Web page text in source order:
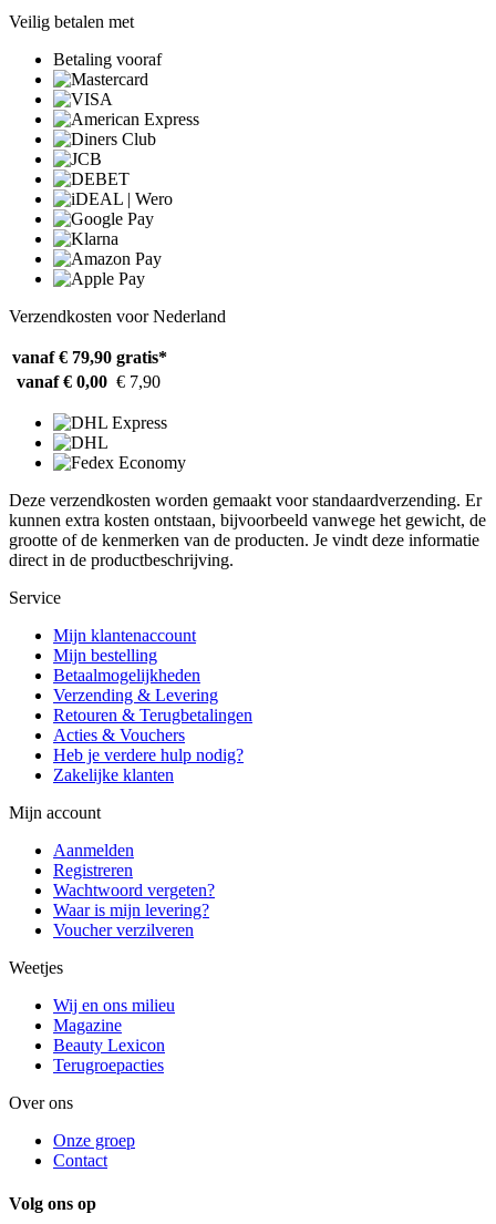
Veilig betalen met
Betaling vooraf
Verzendkosten voor Nederland
vanaf € 79,90 gratis*
vanaf € 0,00 € 7,90
Deze verzendkosten worden gemaakt voor standaardverzending. Er
kunnen extra kosten ontstaan, bijvoorbeeld vanwege het gewicht, de
grootte of de kenmerken van de producten. Je vindt deze informatie
direct in de productbeschrijving.
Service
Mijn klantenaccount
Mijn bestelling
Betaalmogelijkheden
Verzending & Levering
Retouren & Terugbetalingen
Acties & Vouchers
Heb je verdere hulp nodig?
Zakelijke klanten
Mijn account
Aanmelden
Registreren
Wachtwoord vergeten?
Waar is mijn levering?
Voucher verzilveren
Weetjes
Wij en ons milieu
Magazine
Beauty Lexicon
Terugroepacties
Over ons
Onze groep
Contact
Volg ons op